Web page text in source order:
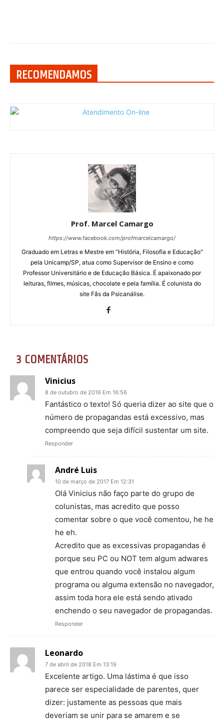
RECOMENDAMOS
Prof. Marcel Camargo
https://www.facebook.com/profmarcelcamargo/
Graduado em Letras e Mestre em "História, Filosofia e Educação"
pela Unicamp/SP, atua como Supervisor de Ensino e como
Professor Universitário e de Educação Básica. É apaixonado por
leituras, filmes, músicas, chocolate e pela família. É colunista do
site Fãs da Psicanálise.
3 COMENTÁRIOS
Vinicius
8 de outubro de 2016 Em 16:56
Fantástico o texto! Só queria dizer ao site que o
número de propagandas está excessivo, mas
compreendo que seja difícil sustentar um site.
Responder
André Luis
10 de março de 2017 Em 12:31
Olá Vinicius não faço parte do grupo de
colunistas, mas acredito que posso
comentar sobre o que você comentou, he he
he eh.
Acredito que as excessivas propagandas é
porque seu PC ou NOT tem algum adwares
que entrou quando você instalou algum
programa ou alguma extensão no navegador,
assim toda hora ele está sendo ativado
enchendo o seu navegador de propagandas.
Responder
Leonardo
7 de abril de 2018 Em 13:19
Excelente artigo. Uma lástima é que isso
parece ser especialidade de parentes, quer
dizer: justamente as pessoas que mais
deveriam se unir para se amarem e se